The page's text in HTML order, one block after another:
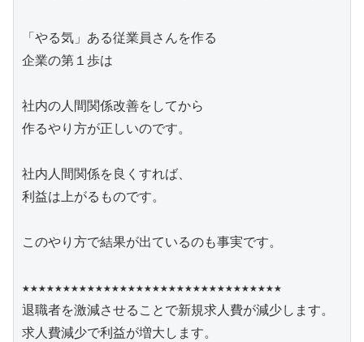
「やる気」ある従業員さんを作る
企業の第１歩は
社内の人間関係改善をしてから
作るやり方が正しいのです。
社内人間関係を良くすれば、
利益は上がるものです。
このやり方で結果が出ているのも事実です。
★★★★★★★★★★★★★★★★★★★★★★★★★★★★★★★★
退職者を激減させることで新規求人費が減少します。
求人費減少で利益が増大します。